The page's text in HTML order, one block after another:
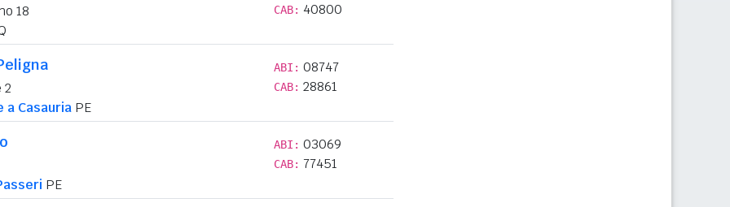
18
CAB: 40800
2
a Casauria PE
ABI: 08747
CAB: 28861
PE
ABI: 03069
CAB: 77451